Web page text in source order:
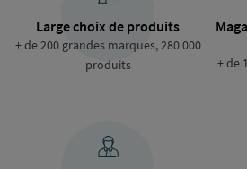
Large choix de produits
+ de 200 grandes marques, 280 000
produits
+ de